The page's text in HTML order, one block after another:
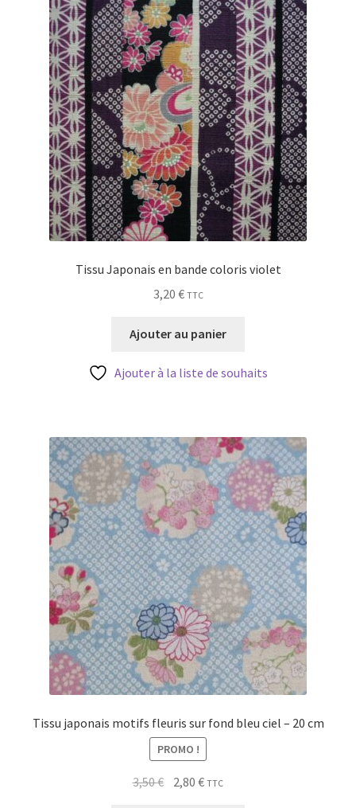
Tissu Japonais en bande coloris violet
3,20 € TTC
Ajouter au panier
Ajouter à la liste de souhaits
Tissu japonais motifs fleuris sur fond bleu ciel – 20 cm
PROMO !
3,50€ Le2,80€Le
TTC